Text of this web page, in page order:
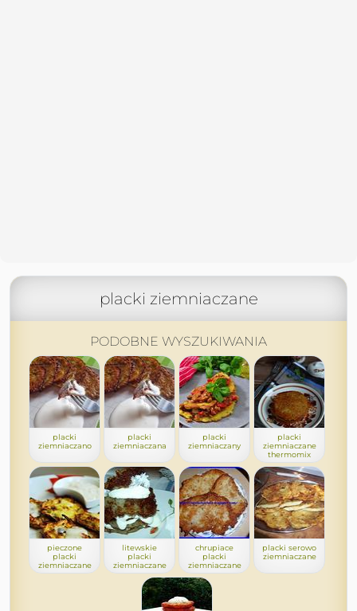
placki ziemniaczane
PODOBNE WYSZUKIWANIA
placki
ziemniaczano
placki
ziemniaczana
placki
ziemniaczany
placki
ziemniaczane
thermomix
pieczone
placki
ziemniaczane
litewskie
placki
ziemniaczane
chrupiace
placki
ziemniaczane
placki serowo
ziemniaczane